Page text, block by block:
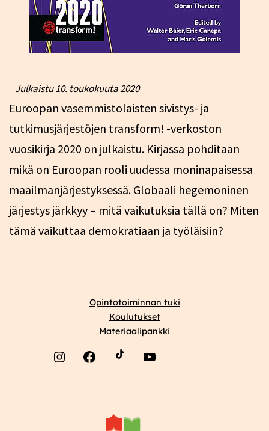
Julkaistu10. toukokuuta 2020
Euroopan vasemmistolaisten sivistys- ja
tutkimusjärjestöjen transform! -verkoston
vuosikirja 2020 on julkaistu. Kirjassa pohditaan
mikä on Euroopan rooli uudessa moninapaisessa
maailmanjärjestyksessä. Globaali hegemoninen
järjestys järkkyy – mitä vaikutuksia tällä on? Miten
tämä vaikuttaa demokratiaan ja työläisiin?
Opintotoiminnan tuki
Koulutukset
Materiaalipankki